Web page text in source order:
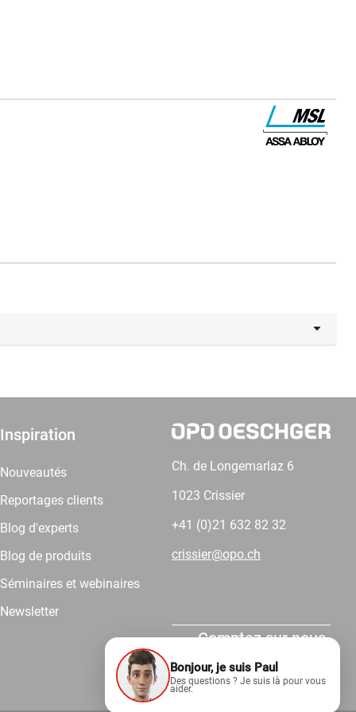
Inspiration
Nouveautés
Reportages clients
Blog d'experts
Blog de produits
Séminaires et webinaires
Newsletter
Ch. de Longemarlaz 6
1023 Crissier
+41 (0)21 632 82 32
crissier@opo.ch
Comptez sur nous.
Bonjour, je suis Paul
Des questions ? Je suis là pour vous
aider.